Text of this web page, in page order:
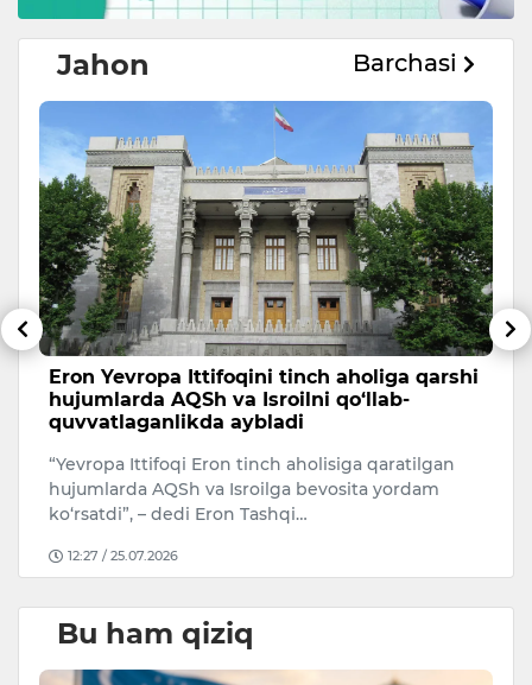
Jahon Barchasi
Eron Yevropa Ittifoqini tinch aholiga qarshi
hujumlarda AQSh va Isroilni qo‘llab-
quvvatlaganlikda aybladi
“Yevropa Ittifoqi Eron tinch aholisiga qaratilgan
hujumlarda AQSh va Isroilga bevosita yordam
ko‘rsatdi”, – dedi Eron Tashqi…
12:27 / 25.07.2026
Bu ham qiziq